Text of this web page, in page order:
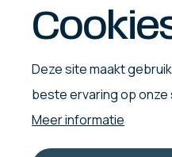
Drukwerk
leren
Deze site maakt
beste ervaring op
Meer informatie